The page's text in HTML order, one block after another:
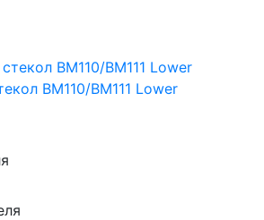
BM110/BM111 Lower